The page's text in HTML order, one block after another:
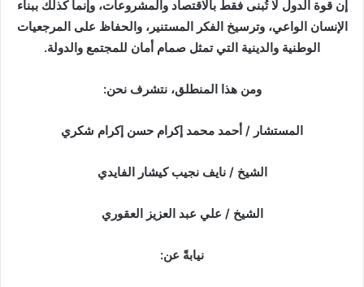
إن قوة الدول لا تُبنى فقط بالاقتصاد والمشروعات، وإنما كذلك ببناء
الإنسان الواعي، وترسيخ الفكر المستنير، والحفاظ على المرجعيات
الوطنية والدينية التي تمثل صمام أمان للمجتمع والدولة.
ومن هذا المنطلق، نتشرف نحن:
المستشار / أحمد محمد إكرام حسن إكرام شكري
الشيخ / نايف نجيب كيشار الفايدي
الشيخ / علي عبد العزيز العقوري
نيابةً عن: